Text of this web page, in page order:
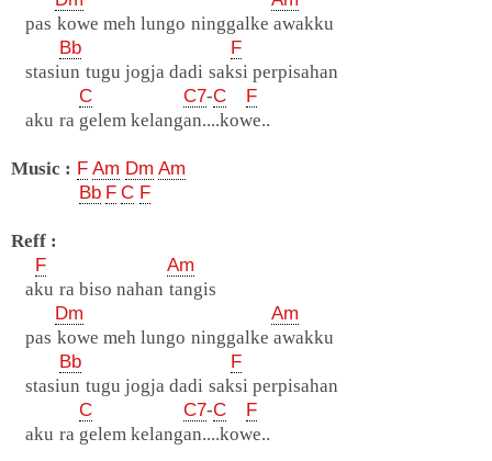
pas kowe meh lungo ninggalke awakku
Bb
F
stasiun tugu jogja dadi saksi perpisahan
C
C7-C
F
aku ra gelem kelangan....kowe..
Music : F Am Dm Am
Bb F C F
Reff :
F
Am
aku ra biso nahan tangis
Dm
Am
pas kowe meh lungo ninggalke awakku
Bb
F
stasiun tugu jogja dadi saksi perpisahan
C
C7-C
F
aku ra gelem kelangan....kowe..